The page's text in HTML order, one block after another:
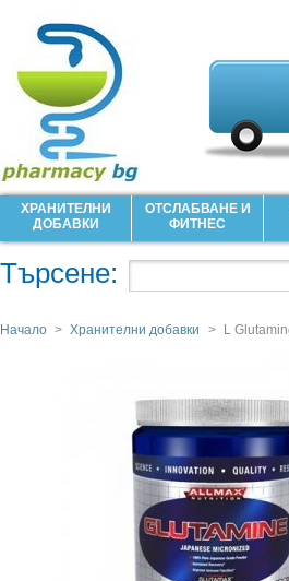
ХРАНИТЕЛНИ
ДОБАВКИ
ОТСЛАБВАНЕ И
ФИТНЕС
Търсене:
Начало > Хранителни добавки > L